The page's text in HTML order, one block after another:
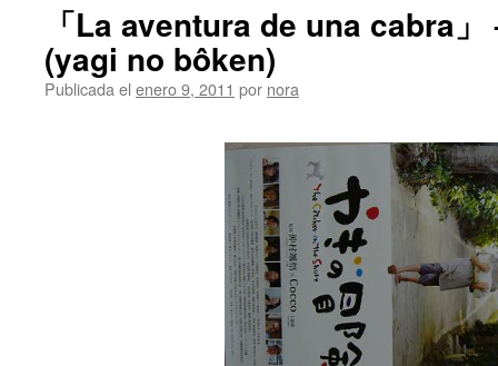
「La aventura de una cabra
(yagi no bôken)
Publicada el enero 9, 2011 por nora